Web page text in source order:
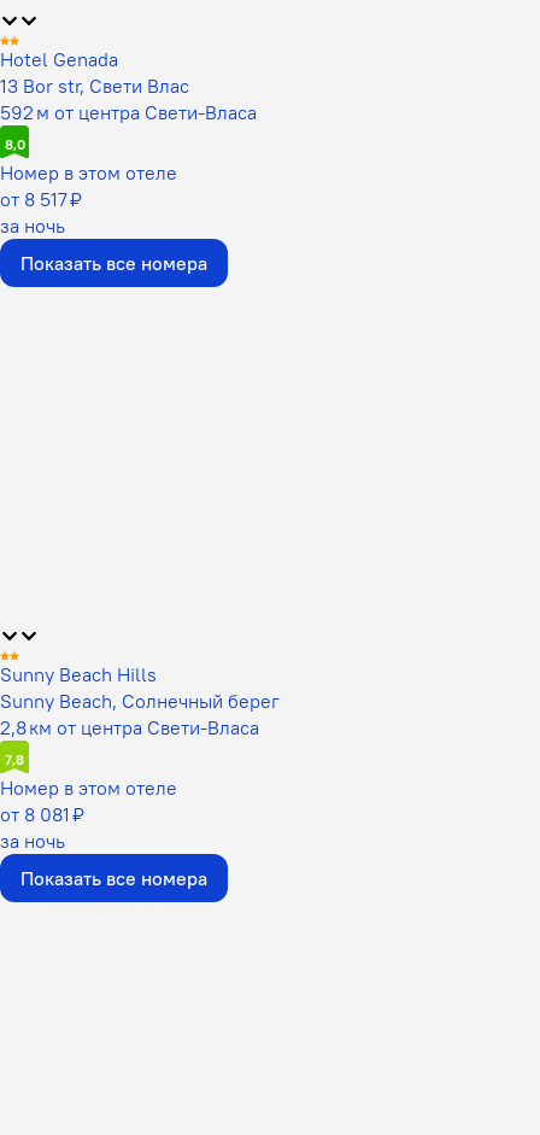
Hotel Genada
13 Bor str, Свети Влас
592 м от центра Свети-Власа
8,0
Номер в этом отеле
от 8 517 ₽
за ночь
Показать все номера
Sunny Beach Hills
Sunny Beach, Солнечный берег
2,8 км от центра Свети-Власа
7,8
Номер в этом отеле
от 8 081 ₽
за ночь
Показать все номера